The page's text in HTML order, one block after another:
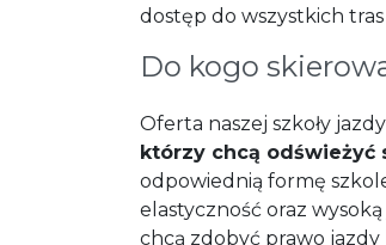
dostęp do wszystkich
Do kogo
Oferta naszej szkoły
którzy chcą odświeżyć
odpowiednią formę
elastyczność oraz
chcą zdobyć prawo jazdy